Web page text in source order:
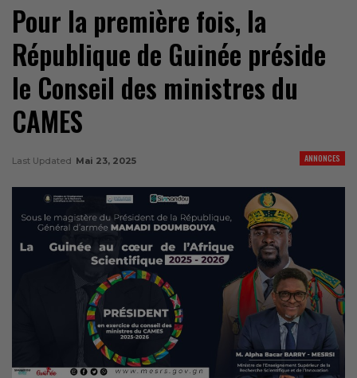
Pour la première fois, la
République de Guinée préside
le Conseil des ministres du
CAMES
ANNONCES
Last Updated Mai 23, 2025